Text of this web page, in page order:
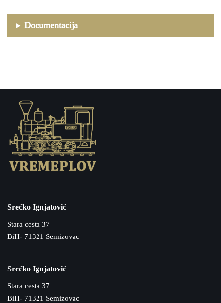
Documentacija
Srećko Ignjatović
Stara cesta 37
BiH- 71321 Semizovac
Srećko Ignjatović
Stara cesta 37
BiH- 71321 Semizovac